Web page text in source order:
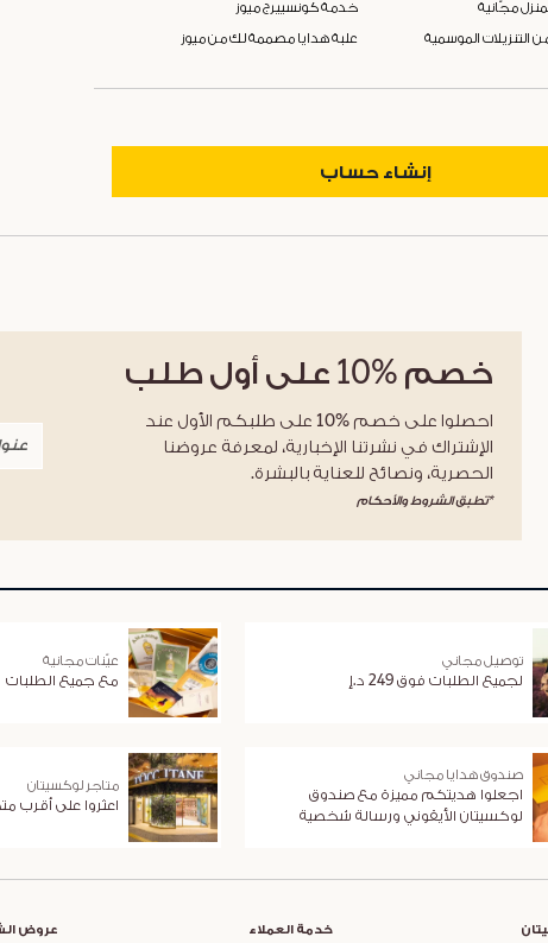
مجّانية خدمة كونسييرج ميوز
التنزيلات الموسمية علبة هدايا مصممة لك من ميوز
إنشاء حساب
خصم %10 على أول طلب
احصلوا على خصم %10 على طلبكم الأول عند
الإشتراك في نشرتنا الإخبارية، لمعرفة عروضنا
الحصرية، ونصائح للعناية بالبشرة.
*تطبق الشروط والأحكام
توصيل مجاني
لجميع الطلبات فوق 249 د.إ
عيّنات مجانية
مع جميع الطلبات
صندوق هدايا مجاني
اجعلوا هديتكم مميزة مع صندوق
لوكسيتان الأيقوني ورسالة شخصية
متاجر لوكسيتان
اعثروا على أقرب
خدمة العملاء عروض